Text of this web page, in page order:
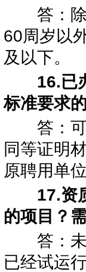
答：除
60周岁以
及以下。
16.已
标准要求
答：可
同等证明
原聘用单
17.资
的项目？
答：未
已经试运